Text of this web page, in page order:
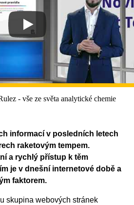
- vše ze světa analytické chemie
informací v posledních letech
raketovým tempem.
a rychlý přístup k těm
je v dnešní internetové době a
faktorem.
skupina webových stránek